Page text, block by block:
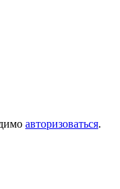
авторизоваться.